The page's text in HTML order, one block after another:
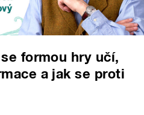
formou hry učí,
a jak se proti